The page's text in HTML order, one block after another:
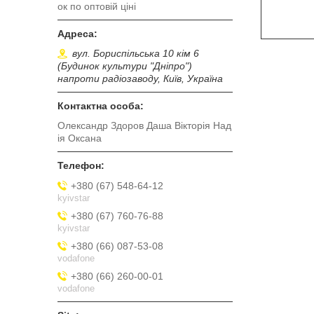
ок по оптовій ціні
вул. Бориспільська 10 кім 6
(Будинок культури "Дніпро")
напроти радіозаводу, Київ, Україна
Олександр Здоров Даша Вікторія Над
ія Оксана
+380 (67) 548-64-12
kyivstar
+380 (67) 760-76-88
kyivstar
+380 (66) 087-53-08
vodafone
+380 (66) 260-00-01
vodafone